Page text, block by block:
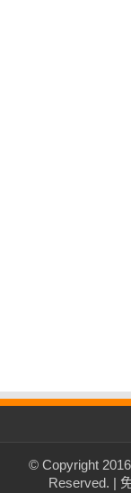
© Copyright
Reserved. |